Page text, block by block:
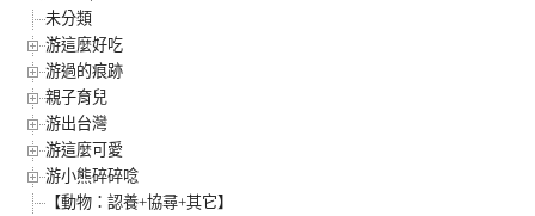
未分類
游這麼好吃
游過的痕跡
親子育兒
游出台灣
游這麼可愛
游小熊碎碎唸
【動物：認養+協尋+其它】